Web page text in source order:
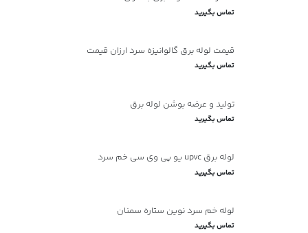
تماس بگیرید
قیمت لوله برق گالوانیزه سرد ارزان قیمت
تماس بگیرید
تولید و عرضه بوشن لوله برق
تماس بگیرید
لوله برق upvc یو پی وی سی خم سرد
تماس بگیرید
لوله خم سرد نوین ستاره سمنان
تماس بگیرید